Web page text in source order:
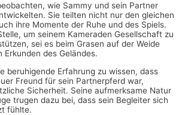
wie Sammy und sein Partner
Sie teilten nicht nur den gleichen
ihre Momente der Ruhe und des Spiels.
um seinem Kameraden Gesellschaft zu
sei es beim Grasen auf der Weide
des Geländes.
beruhigende Erfahrung zu wissen, dass
Freund für sein Partnerpferd war,
Sicherheit. Seine aufmerksame Natur
trugen dazu bei, dass sein Begleiter sich
fühlte.